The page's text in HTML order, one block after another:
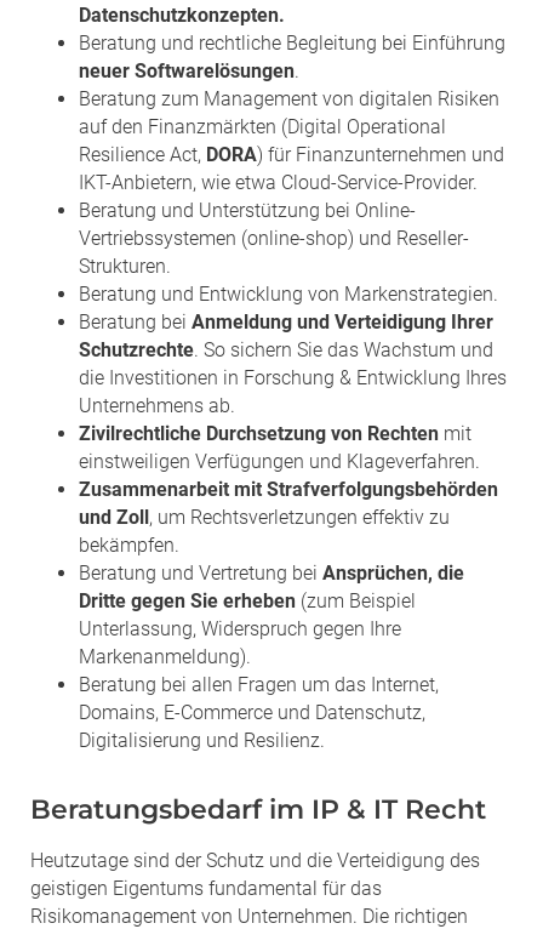
Datenschutzkonzepten.
Beratung und rechtliche Begleitung bei Einführung
neuer Softwarelösungen.
Beratung zum Management von digitalen Risiken
auf den Finanzmärkten (Digital Operational
Resilience Act, DORA) für Finanzunternehmen und
IKT-Anbietern, wie etwa Cloud-Service-Provider.
Beratung und Unterstützung bei Online-
Vertriebssystemen (online-shop) und Reseller-
Strukturen.
Beratung und Entwicklung von Markenstrategien.
Beratung bei Anmeldung und Verteidigung Ihrer
Schutzrechte. So sichern Sie das Wachstum und
die Investitionen in Forschung & Entwicklung Ihres
Unternehmens ab.
Zivilrechtliche Durchsetzung von Rechten mit
einstweiligen Verfügungen und Klageverfahren.
Zusammenarbeit mit Strafverfolgungsbehörden
und Zoll, um Rechtsverletzungen effektiv zu
bekämpfen.
Beratung und Vertretung bei Ansprüchen, die
Dritte gegen Sie erheben (zum Beispiel
Unterlassung, Widerspruch gegen Ihre
Markenanmeldung).
Beratung bei allen Fragen um das Internet,
Domains, E-Commerce und Datenschutz,
Digitalisierung und Resilienz.
Beratungsbedarf im IP & IT Recht
Heutzutage sind der Schutz und die Verteidigung des
geistigen Eigentums fundamental für das
Risikomanagement von Unternehmen. Die richtigen